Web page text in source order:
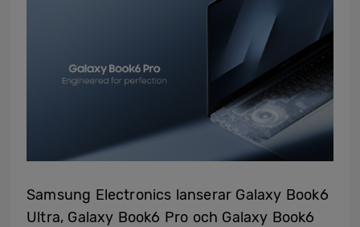
Samsung Electronics lanserar Galaxy Book6
Ultra, Galaxy Book6 Pro och Galaxy Book6